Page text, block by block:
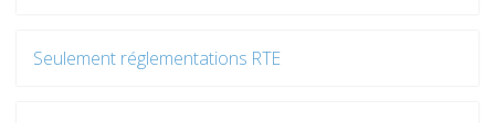
Seulement réglementations RTE